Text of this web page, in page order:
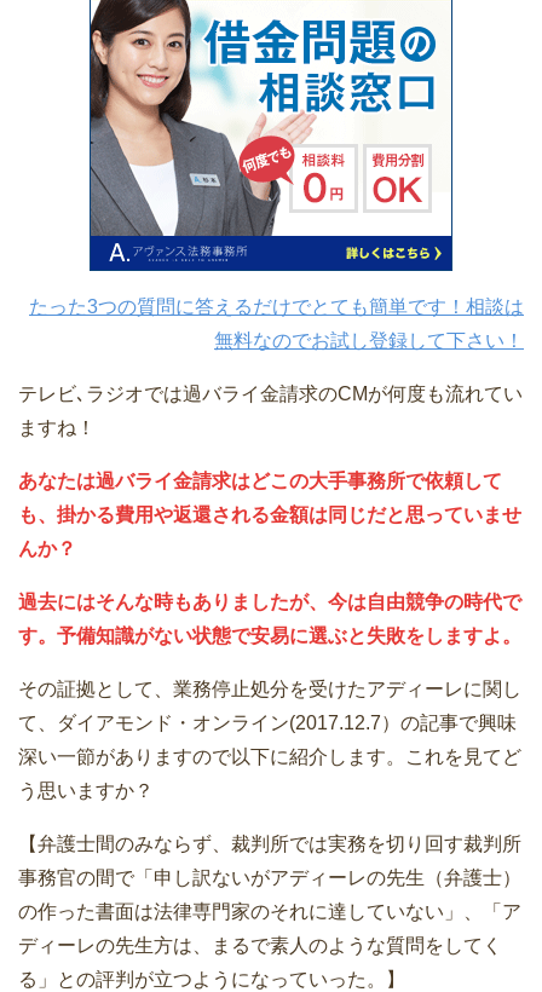
たった3つの質問に答えるだけでとても簡単です！相談は
無料なのでお試し登録して下さい！
テレビ､ラジオでは過バライ金請求のCMが何度も流れてい
ますね！
あなたは過バライ金請求はどこの大手事務所で依頼して
も、掛かる費用や返還される金額は同じだと思っていませ
んか？
過去にはそんな時もありましたが、今は自由競争の時代で
す。予備知識がない状態で安易に選ぶと失敗をしますよ。
その証拠として、業務停止処分を受けたアディーレに関し
て、ダイアモンド・オンライン(2017.12.7）の記事で興味
深い一節がありますので以下に紹介します。これを見てど
う思いますか？
【弁護士間のみならず、裁判所では実務を切り回す裁判所
事務官の間で「申し訳ないがアディーレの先生（弁護士）
の作った書面は法律専門家のそれに達していない」、「ア
ディーレの先生方は、まるで素人のような質問をしてく
る」との評判が立つようになっていった。】